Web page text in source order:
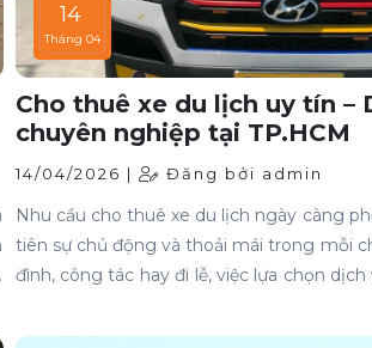
14
Tháng 04
Cho thuê xe du lịch uy tín –
chuyên nghiệp tại TP.HCM
14/04/2026 | Đăng bởi admin
Nhu cầu cho thuê xe du lịch ngày càng
tiên sự chủ động và thoải mái trong mỗi
đình, công tác hay đi lễ, việc lựa chọn
thuần là phương tiện di chuyển, thuê xe